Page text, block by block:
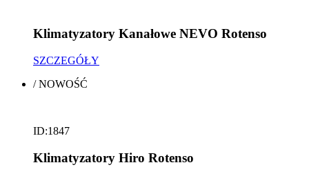
Klimatyzatory Kanałowe NEVO Rotenso
SZCZEGÓŁY
/NOWOŚĆ
ID:1847
Klimatyzatory Hiro Rotenso